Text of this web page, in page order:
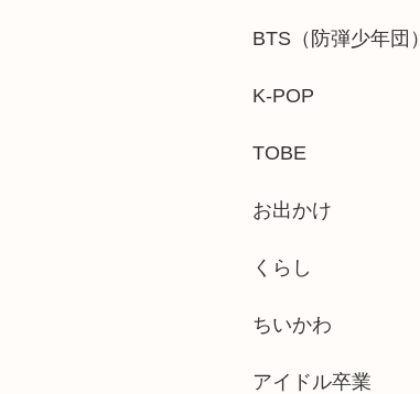
BTS（防弾少年団）
K-POP
TOBE
お出かけ
くらし
ちいかわ
アイドル卒業